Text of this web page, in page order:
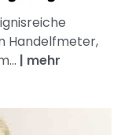
Handelfmeter,
| mehr